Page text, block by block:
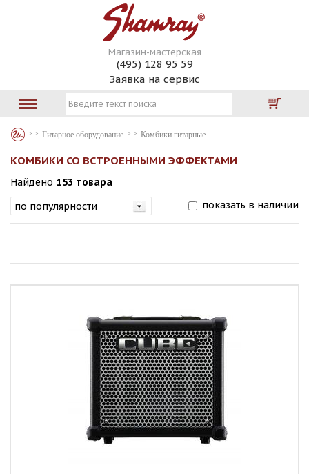
Магазин-мастерская
(495) 128 95 59
Заявка на сервис
Гитарное оборудование Комбики гитарные
КОМБИКИ СО ВСТРОЕННЫМИ ЭФФЕКТАМИ
Найдено 153 товара
показать в наличии